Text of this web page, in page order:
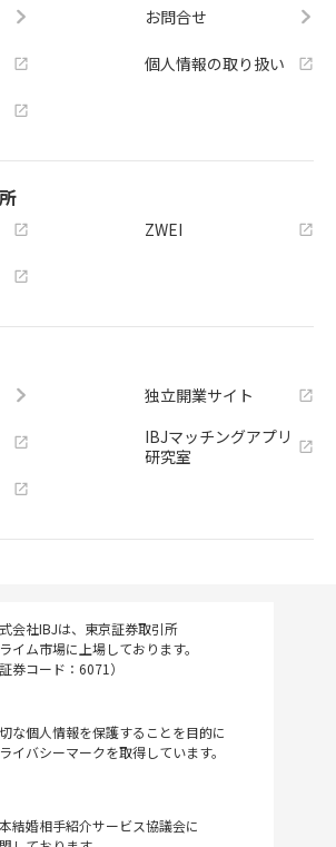
お問合せ
個人情報の取り扱い
ZWEI
独立開業サイト
IBJマッチングアプリ
研究室
会社IBJは、東京証券取引所
イム市場に上場しております。
証券コード：6071）
な個人情報を保護することを目的に
イバシーマークを取得しています。
結婚相手紹介サービス協議会に